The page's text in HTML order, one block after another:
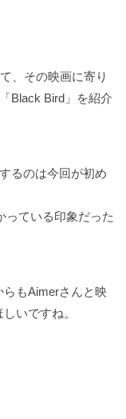
、その映画に寄り
Black Bird」を紹介
るのは今回が初め
っている印象だった
もAimerさんと映
いですね。